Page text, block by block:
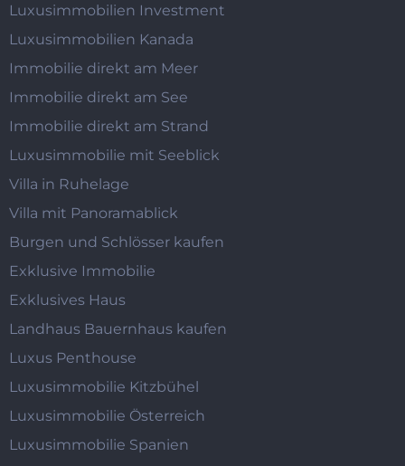
Luxusimmobilien Investment
Luxusimmobilien Kanada
Immobilie direkt am Meer
Immobilie direkt am See
Immobilie direkt am Strand
Luxusimmobilie mit Seeblick
Villa in Ruhelage
Villa mit Panoramablick
Burgen und Schlösser kaufen
Exklusive Immobilie
Exklusives Haus
Landhaus Bauernhaus kaufen
Luxus Penthouse
Luxusimmobilie Kitzbühel
Luxusimmobilie Österreich
Luxusimmobilie Spanien